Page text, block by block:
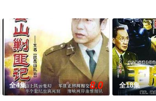
全4集 8.0 全18集